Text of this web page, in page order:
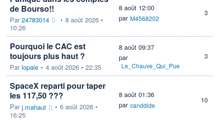
de Bourso!!
Par24783014 • 8 août 2026 •
10:26
8 août 12:00
par M4568202
3
Pourquoi le CAC est
toujours plus haut ?
Parlopale • 4 août 2026 • 22:35
8 août 09:37
par
Le_Chauve_Qui_Pue
3
SpaceX reparti pour taper
les 117,50 ???
Parj.mahaut • 6 août 2026 •
16:25
8 août 01:36
par canddide
10